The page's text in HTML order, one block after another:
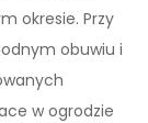
okresie. Przy
obuwiu i
w ogrodzie